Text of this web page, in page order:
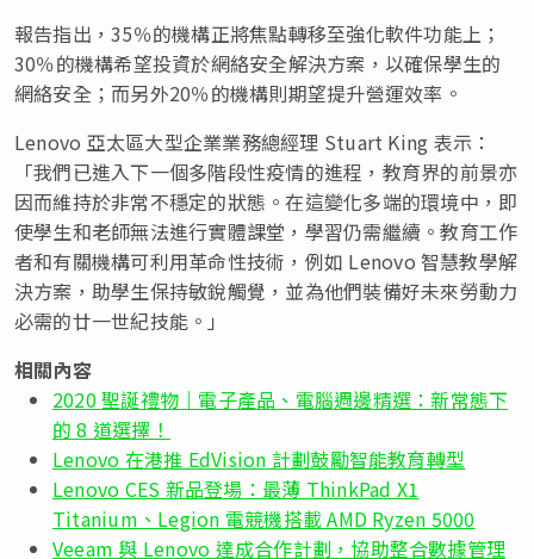
報告指出，35％的機構正將焦點轉移至強化軟件功能上；
30％的機構希望投資於網絡安全解決方案，以確保學生的
網絡安全；而另外20％的機構則期望提升營運效率。
Lenovo 亞太區大型企業業務總經理 Stuart King 表示：
「我們已進入下一個多階段性疫情的進程，教育界的前景亦
因而維持於非常不穩定的狀態。在這變化多端的環境中，即
使學生和老師無法進行實體課堂，學習仍需繼續。教育工作
者和有關機構可利用革命性技術，例如 Lenovo 智慧教學解
決方案，助學生保持敏銳觸覺，並為他們裝備好未來勞動力
必需的廿一世紀技能。」
相關內容
2020 聖誕禮物｜電子產品、電腦週邊精選：新常態下
的 8 道選擇！
Lenovo 在港推 EdVision 計劃鼓勵智能教育轉型
Lenovo CES 新品登場：最薄 ThinkPad X1
Titanium、Legion 電競機搭載 AMD Ryzen 5000
Veeam 與 Lenovo 達成合作計劃，協助整合數據管理